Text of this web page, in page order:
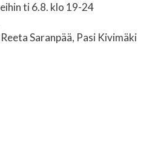
ti 6.8. klo 19-24
Saranpää, Pasi Kivimäki